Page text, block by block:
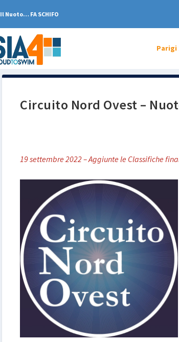
Il Nuoto… FA SCHIFO
Parigi
Circuito Nord Ovest –
19 settembre 2022 – Aggiunte le Classifiche